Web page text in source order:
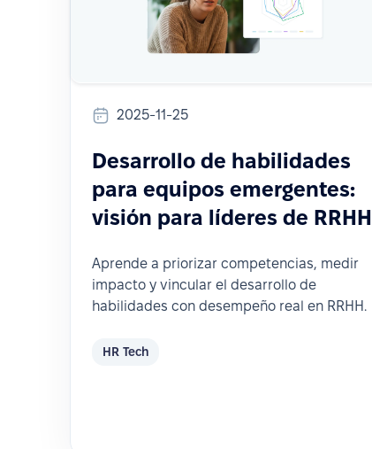
2025-11-25
Desarrollo de habilidades
para equipos emergentes:
visión para líderes de RRHH
Aprende a priorizar competencias, medir
impacto y vincular el desarrollo de
habilidades con desempeño real en RRHH.
HR Tech